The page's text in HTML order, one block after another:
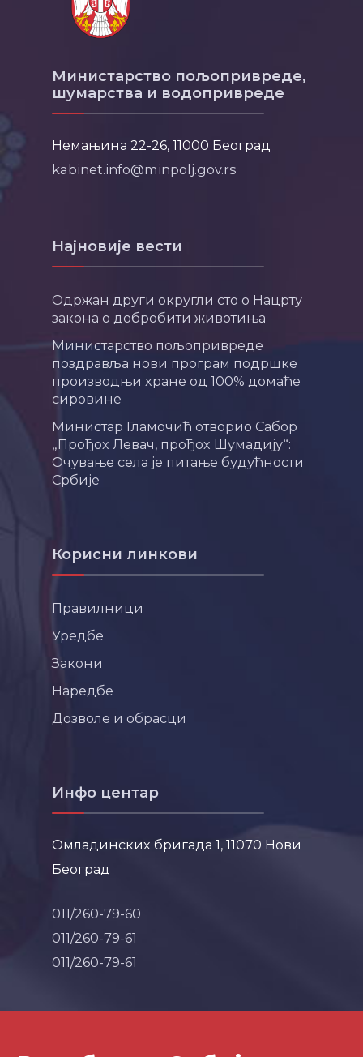
Министарство пољопривреде,
шумарства и водопривреде
Немањина 22-26, 11000 Београд
kabinet.info@minpolj.gov.rs
Најновије вести
Одржан други округли сто о Нацрту
закона о добробити животиња
Министарство пољопривреде
поздравља нови програм подршке
производњи хране од 100% домаће
сировине
Министар Гламочић отворио Сабор
„Прођох Левач, прођох Шумадију“:
Очување села је питање будућности
Србије
Корисни линкови
Правилници
Уредбе
Закони
Наредбе
Дозволе и обрасци
Инфо центар
Омладинских бригада 1, 11070 Нови
Београд
011/260-79-60
011/260-79-61
011/260-79-61